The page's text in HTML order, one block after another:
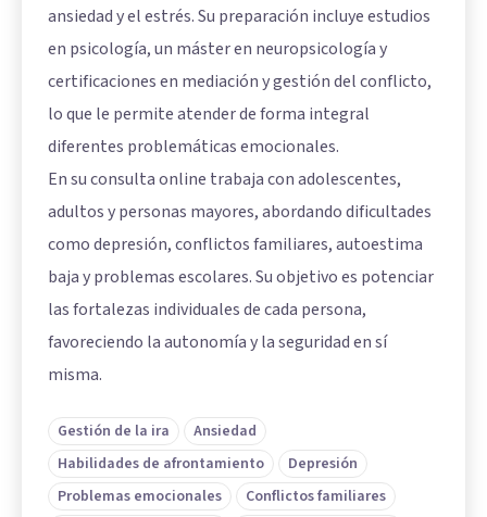
ansiedad y el estrés. Su preparación incluye estudios
en psicología, un máster en neuropsicología y
certificaciones en mediación y gestión del conflicto,
lo que le permite atender de forma integral
diferentes problemáticas emocionales.
En su consulta online trabaja con adolescentes,
adultos y personas mayores, abordando dificultades
como depresión, conflictos familiares, autoestima
baja y problemas escolares. Su objetivo es potenciar
las fortalezas individuales de cada persona,
favoreciendo la autonomía y la seguridad en sí
misma.
Gestión de la ira
Ansiedad
Habilidades de afrontamiento
Depresión
Problemas emocionales
Conflictos familiares